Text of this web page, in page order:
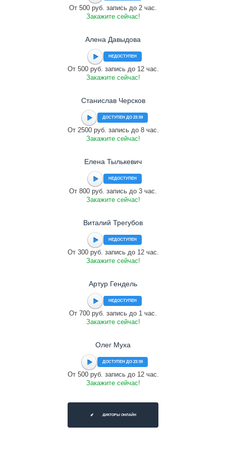
От 500 руб. запись до 2 час.
Закажите сейчас!
Алена Давыдова
НЕДОСТУПЕН
От 500 руб. запись до 12 час.
Закажите сейчас!
Станислав Черсков
ДОСТУПЕН ДО 23:59
От 2500 руб. запись до 8 час.
Закажите сейчас!
Елена Тылькевич
НЕДОСТУПЕН
От 800 руб. запись до 3 час.
Закажите сейчас!
Виталий Трегубов
НЕДОСТУПЕН
От 300 руб. запись до 12 час.
Закажите сейчас!
Артур Гендель
НЕДОСТУПЕН
От 700 руб. запись до 1 час.
Закажите сейчас!
Олег Муха
ДОСТУПЕН ДО 23:59
От 500 руб. запись до 12 час.
Закажите сейчас!
ДИКТОРЫ ОНЛАЙН